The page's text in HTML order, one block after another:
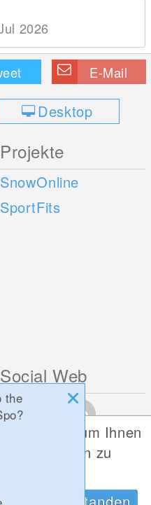
2026
E-Mail
Desktop
Projekte
SnowOnline
SportFits
Social Web
the
Cookies, um Ihnen
bieten zu